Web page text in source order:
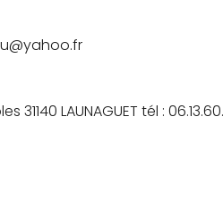
31140 LAUNAGUET tél :